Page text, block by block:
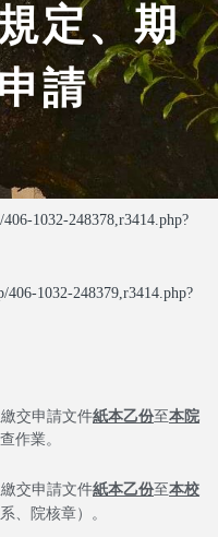
定、期
請
1032-248378,r3414.php?
406-1032-248379,r3414.php?
交申請文件紙本乙份至本院
作業。
交申請文件紙本乙份至本校
、院核章）。